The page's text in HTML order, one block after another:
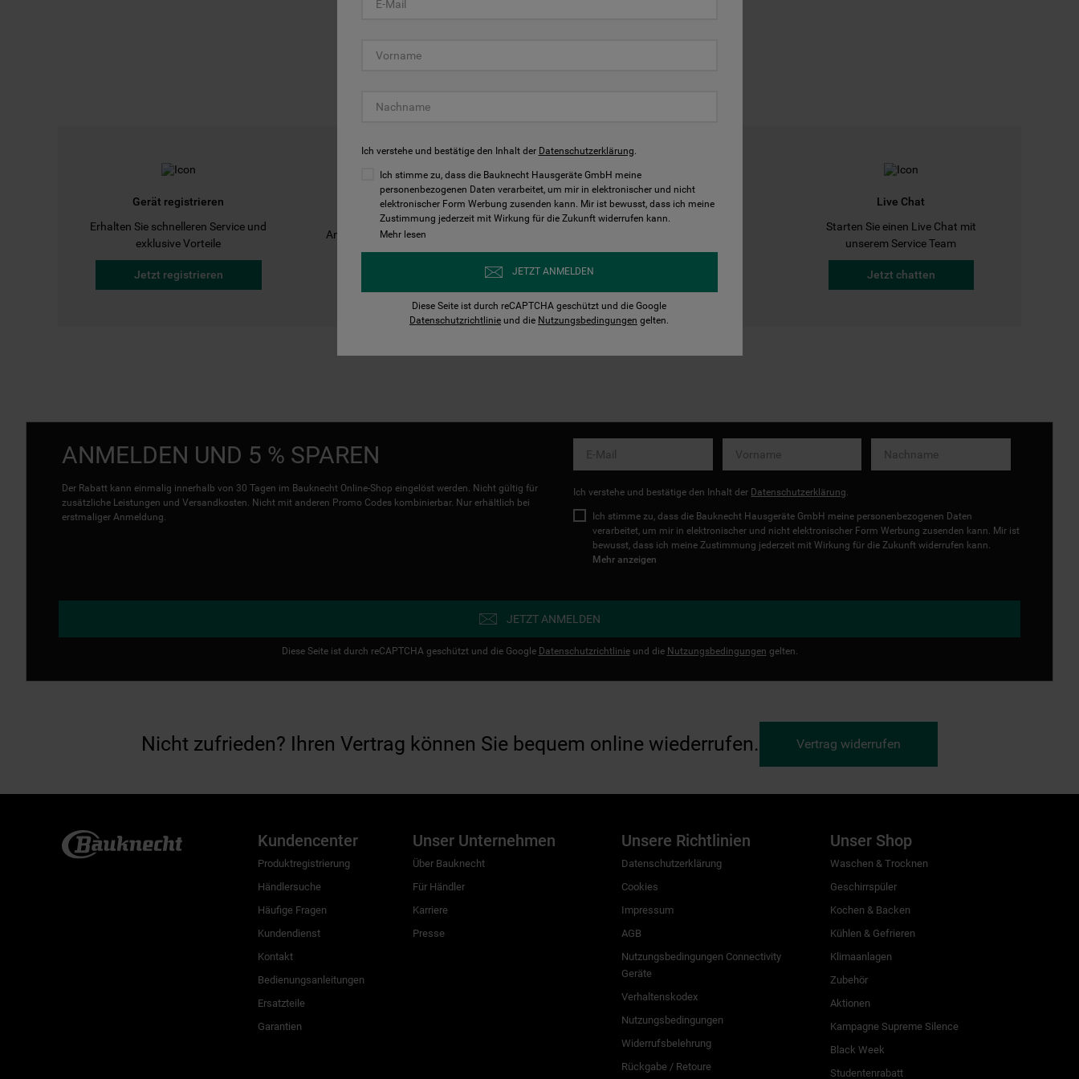
Gerät registrieren
Erhalten Sie schnelleren Service und
exklusive Vorteile
Jetzt registrieren
Bedienungsanleitungen
Anleitungen finden und herunterladen
Kontakt
Live Chat
Starten Sie einen Live Chat mit
unserem Service Team
Jetzt chatten
ANMELDEN UND 5 % SPAREN
Der Rabatt kann einmalig innerhalb von 30 Tagen im Bauknecht Online-Shop eingelöst werden. Nicht gültig für
zusätzliche Leistungen und Versandkosten. Nicht mit anderen Promo Codes kombinierbar. Nur erhältlich bei
erstmaliger Anmeldung.
Ich verstehe und bestätige den Inhalt der Datenschutzerklärung
Ich stimme zu, dass die Bauknecht Hausgeräte GmbH meine personenbezogenen Daten
verarbeitet, um mir in elektronischer und nicht elektronischer Form Werbung zusenden kann. Mir ist
bewusst, dass ich meine Zustimmung jederzeit mit Wirkung für die Zukunft widerrufen kann.
Mehr anzeigen
JETZT ANMELDEN
Diese Seite ist durch reCAPTCHA geschützt und die Google Datenschutzrichtlinieund die Nutzungsbedingungen gelten.
Nicht zufrieden? Ihren Vertrag können Sie bequem online wiederrufen. Vertrag widerrufen
Kundencenter
Produktregistrierung
Händlersuche
Häufige Fragen
Kundendienst
Kontakt
Bedienungsanleitungen
Ersatzteile
Garantien
Unser Unternehmen
Über Bauknecht
Für Händler
Karriere
Presse
Unsere Richtlinien
Datenschutzerklärung
Cookies
Impressum
AGB
Nutzungsbedingungen Connectivity
Geräte
Verhaltenskodex
Nutzungsbedingungen
Widerrufsbelehrung
Rückgabe / Retoure
Unser Shop
Waschen & Trocknen
Geschirrspüler
Kochen & Backen
Kühlen & Gefrieren
Klimaanlagen
Zubehör
Aktionen
Kampagne Supreme Silence
Black Week
Studentenrabatt
Ich verstehe und bestätige den Inhalt der Datenschutzerklärung.
Ich stimme zu, dass die Bauknecht Hausgeräte GmbH meine
personenbezogenen Daten verarbeitet, um mir in elektronischer und nicht
elektronischer Form Werbung zusenden kann. Mir ist bewusst, dass ich meine
Zustimmung jederzeit mit Wirkung für die Zukunft widerrufen kann.
Mehr lesen
JETZT ANMELDEN
Diese Seite ist durch reCAPTCHA geschützt und die Google
Datenschutzrichtlinie und die Nutzungsbedingungen gelten.